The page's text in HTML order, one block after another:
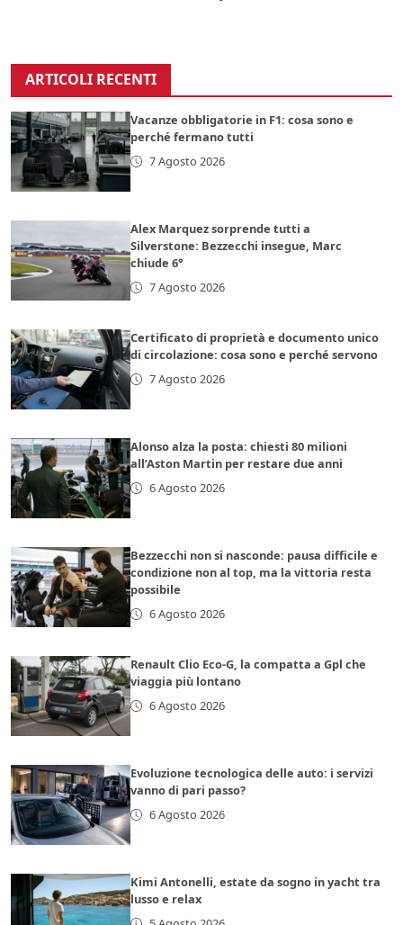
ARTICOLI RECENTI
Vacanze obbligatorie in F1: cosa sono e
perché fermano tutti
7 Agosto 2026
Alex Marquez sorprende tutti a
Silverstone: Bezzecchi insegue, Marc
chiude 6°
7 Agosto 2026
Certificato di proprietà e documento unico
di circolazione: cosa sono e perché servono
7 Agosto 2026
Alonso alza la posta: chiesti 80 milioni
all’Aston Martin per restare due anni
6 Agosto 2026
Bezzecchi non si nasconde: pausa difficile e
condizione non al top, ma la vittoria resta
possibile
6 Agosto 2026
Renault Clio Eco-G, la compatta a Gpl che
viaggia più lontano
6 Agosto 2026
Evoluzione tecnologica delle auto: i servizi
vanno di pari passo?
6 Agosto 2026
Kimi Antonelli, estate da sogno in yacht tra
lusso e relax